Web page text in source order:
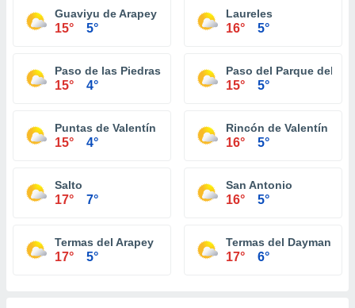
Guaviyu de Arapey
15° 5°
Laureles
16° 5°
Paso de las Piedras de Arerungua
15° 4°
Paso del Parque del
15° 5°
Puntas de Valentín
15° 4°
Rincón de Valentín
16° 5°
Salto
17° 7°
San Antonio
16° 5°
Termas del Arapey
17° 5°
Termas del Dayman
17° 6°